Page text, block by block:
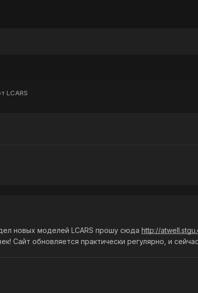
LCARS
новых моделей LCARS прошу сюда http://
Сайт обновляется практически регулярно, и